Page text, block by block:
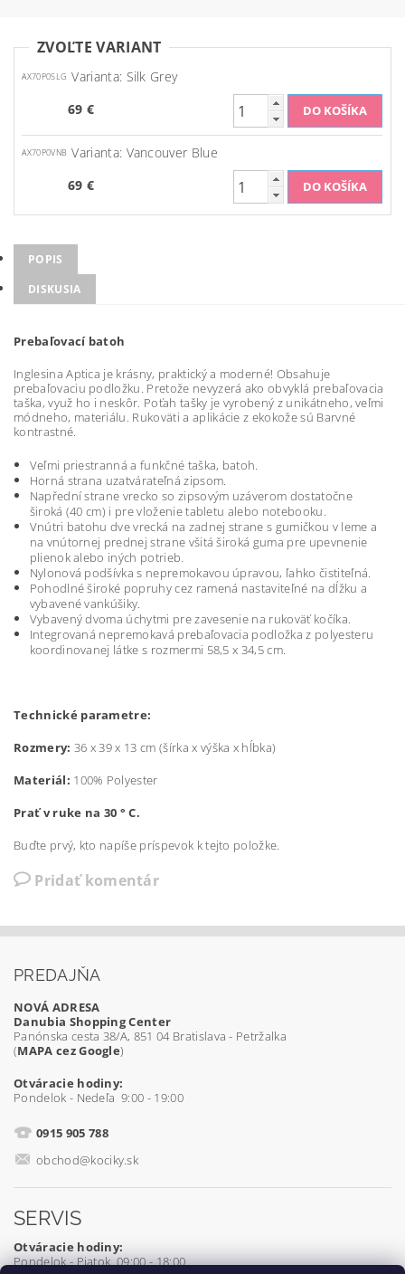
ZVOĽTE VARIANT
AX70P0SLG Varianta: Silk Grey
69 €
AX70P0VNB Varianta: Vancouver Blue
69 €
POPIS
DISKUSIA
Prebaľovací batoh
Inglesina Aptica je krásny, praktický a moderné! Obsahuje
prebaľovaciu podložku. Pretože nevyzerá ako obvyklá prebaľovacia
taška, využ ho i neskôr. Poťah tašky je vyrobený z unikátneho, veľmi
módneho, materiálu. Rukoväti a aplikácie z ekokože sú Barvné
kontrastné.
Veľmi priestranná a funkčné taška, batoh.
Horná strana uzatvárateľná zipsom.
Napřední strane vrecko so zipsovým uzáverom dostatočne
široká (40 cm) i pre vloženie tabletu alebo notebooku.
Vnútri batohu dve vrecká na zadnej strane s gumičkou v leme a
na vnútornej prednej strane všitá široká guma pre upevnenie
plienok alebo iných potrieb.
Nylonová podšívka s nepremokavou úpravou, ľahko čistiteľná.
Pohodlné široké popruhy cez ramená nastaviteľné na dĺžku a
vybavené vankúšiky.
Vybavený dvoma úchytmi pre zavesenie na rukoväť kočíka.
Integrovaná nepremokavá prebaľovacia podložka z polyesteru
koordinovanej látke s rozmermi 58,5 x 34,5 cm.
Technické parametre:
Rozmery: 36 x 39 x 13 cm (šírka x výška x hĺbka)
Materiál: 100% Polyester
Prať v ruke na 30 ° C.
Buďte prvý, kto napíše príspevok k tejto položke.
Pridať komentár
PREDAJŇA
NOVÁ ADRESA
Danubia Shopping Center
Panónska cesta 38/A, 851 04 Bratislava - Petržalka
(MAPA cez Google)
Otváracie hodiny:
Pondelok - Nedeľa 9:00 - 19:00
0915 905 788
obchod@kociky.sk
SERVIS
Otváracie hodiny:
Pondelok - Piatok 09:00 - 18:00